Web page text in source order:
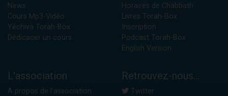
News
Cours Mp3-Vidéo
Yéchiva Torah-Box
Dédicacer un cours
Horaires de Chabbath
Livres Torah-Box
Inscription
Podcast Torah-Box
English Version
L'association
A propos de l'association
Retrouvez-nous...
Twitter